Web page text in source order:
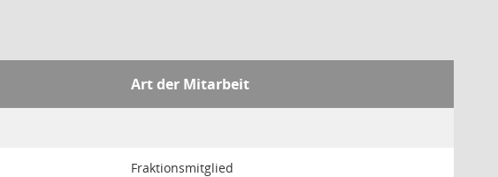
Art der Mitarbeit
Fraktionsmitglied